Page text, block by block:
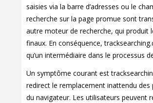
saisies via la barre d’adresses ou le
recherche sur la page promue sont
autre moteur de recherche, qui produit
finaux. En conséquence,
qu’un intermédiaire dans le processus
Un symptôme courant est
redirect le remplacement inattendu des
du navigateur. Les utilisateurs peuvent